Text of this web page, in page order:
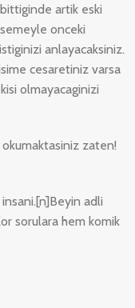
artik eski
onceki
anlayacaksiniz.
cesaretiniz varsa
olmayacaginizi
zaten!
adli
sorulara hem komik